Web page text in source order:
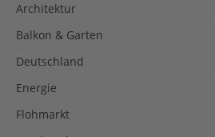
Architektur
Balkon & Garten
Deutschland
Energie
Flohmarkt